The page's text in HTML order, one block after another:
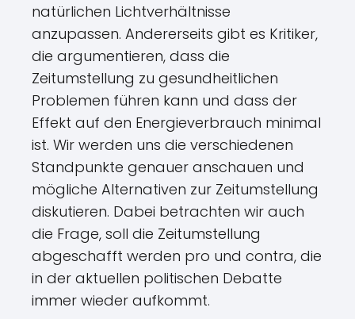
natürlichen Lichtverhältnisse
anzupassen. Andererseits gibt es Kritiker,
die argumentieren, dass die
Zeitumstellung zu gesundheitlichen
Problemen führen kann und dass der
Effekt auf den Energieverbrauch minimal
ist. Wir werden uns die verschiedenen
Standpunkte genauer anschauen und
mögliche Alternativen zur Zeitumstellung
diskutieren. Dabei betrachten wir auch
die Frage, soll die Zeitumstellung
abgeschafft werden pro und contra, die
in der aktuellen politischen Debatte
immer wieder aufkommt.